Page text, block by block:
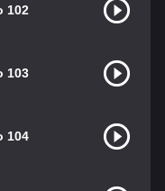
102
103
104